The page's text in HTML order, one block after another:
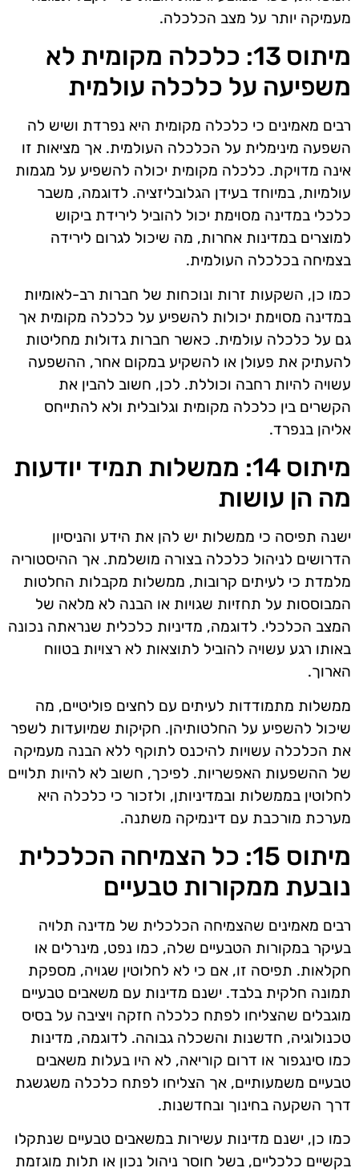
מעמיקה יותר על מצב הכלכלה.
מיתוס 13: כלכלה מקומית לא
משפיעה על כלכלה עולמית
רבים מאמינים כי כלכלה מקומית היא נפרדת ושיש לה
השפעה מינימלית על הכלכלה העולמית. אך מציאות זו
אינה מדויקת. כלכלה מקומית יכולה להשפיע על מגמות
עולמיות, במיוחד בעידן הגלובליזציה. לדוגמה, משבר
כלכלי במדינה מסוימת יכול להוביל לירידת ביקוש
למוצרים במדינות אחרות, מה שיכול לגרום לירידה
בצמיחה בכלכלה העולמית.
כמו כן, השקעות זרות ונוכחות של חברות רב-לאומיות
במדינה מסוימת יכולות להשפיע על כלכלה מקומית אך
גם על כלכלה עולמית. כאשר חברות גדולות מחליטות
להעתיק את פעולן או להשקיע במקום אחר, ההשפעה
עשויה להיות רחבה וכוללת. לכן, חשוב להבין את
הקשרים בין כלכלה מקומית וגלובלית ולא להתייחס
אליהן בנפרד.
מיתוס 14: ממשלות תמיד יודעות
מה הן עושות
ישנה תפיסה כי ממשלות יש להן את הידע והניסיון
הדרושים לניהול כלכלה בצורה מושלמת. אך ההיסטוריה
מלמדת כי לעיתים קרובות, ממשלות מקבלות החלטות
המבוססות על תחזיות שגויות או הבנה לא מלאה של
המצב הכלכלי. לדוגמה, מדיניות כלכלית שנראתה נכונה
באותו רגע עשויה להוביל לתוצאות לא רצויות בטווח
הארוך.
ממשלות מתמודדות לעיתים עם לחצים פוליטיים, מה
שיכול להשפיע על החלטותיהן. חקיקות שמיועדות לשפר
את הכלכלה עשויות להיכנס לתוקף ללא הבנה מעמיקה
של ההשפעות האפשריות. לפיכך, חשוב לא להיות תלויים
לחלוטין בממשלות ובמדיניותן, ולזכור כי כלכלה היא
מערכת מורכבת עם דינמיקה משתנה.
מיתוס 15: כל הצמיחה הכלכלית
נובעת ממקורות טבעיים
רבים מאמינים שהצמיחה הכלכלית של מדינה תלויה
בעיקר במקורות הטבעיים שלה, כמו נפט, מינרלים או
חקלאות. תפיסה זו, אם כי לא לחלוטין שגויה, מספקת
תמונה חלקית בלבד. ישנם מדינות עם משאבים טבעיים
מוגבלים שהצליחו לפתח כלכלה חזקה ויציבה על בסיס
טכנולוגיה, חדשנות והשכלה גבוהה. לדוגמה, מדינות
כמו סינגפור או דרום קוריאה, לא היו בעלות משאבים
טבעיים משמעותיים, אך הצליחו לפתח כלכלה משגשגת
דרך השקעה בחינוך ובחדשנות.
כמו כן, ישנם מדינות עשירות במשאבים טבעיים שנתקלו
בקשיים כלכליים, בשל חוסר ניהול נכון או תלות מוגזמת